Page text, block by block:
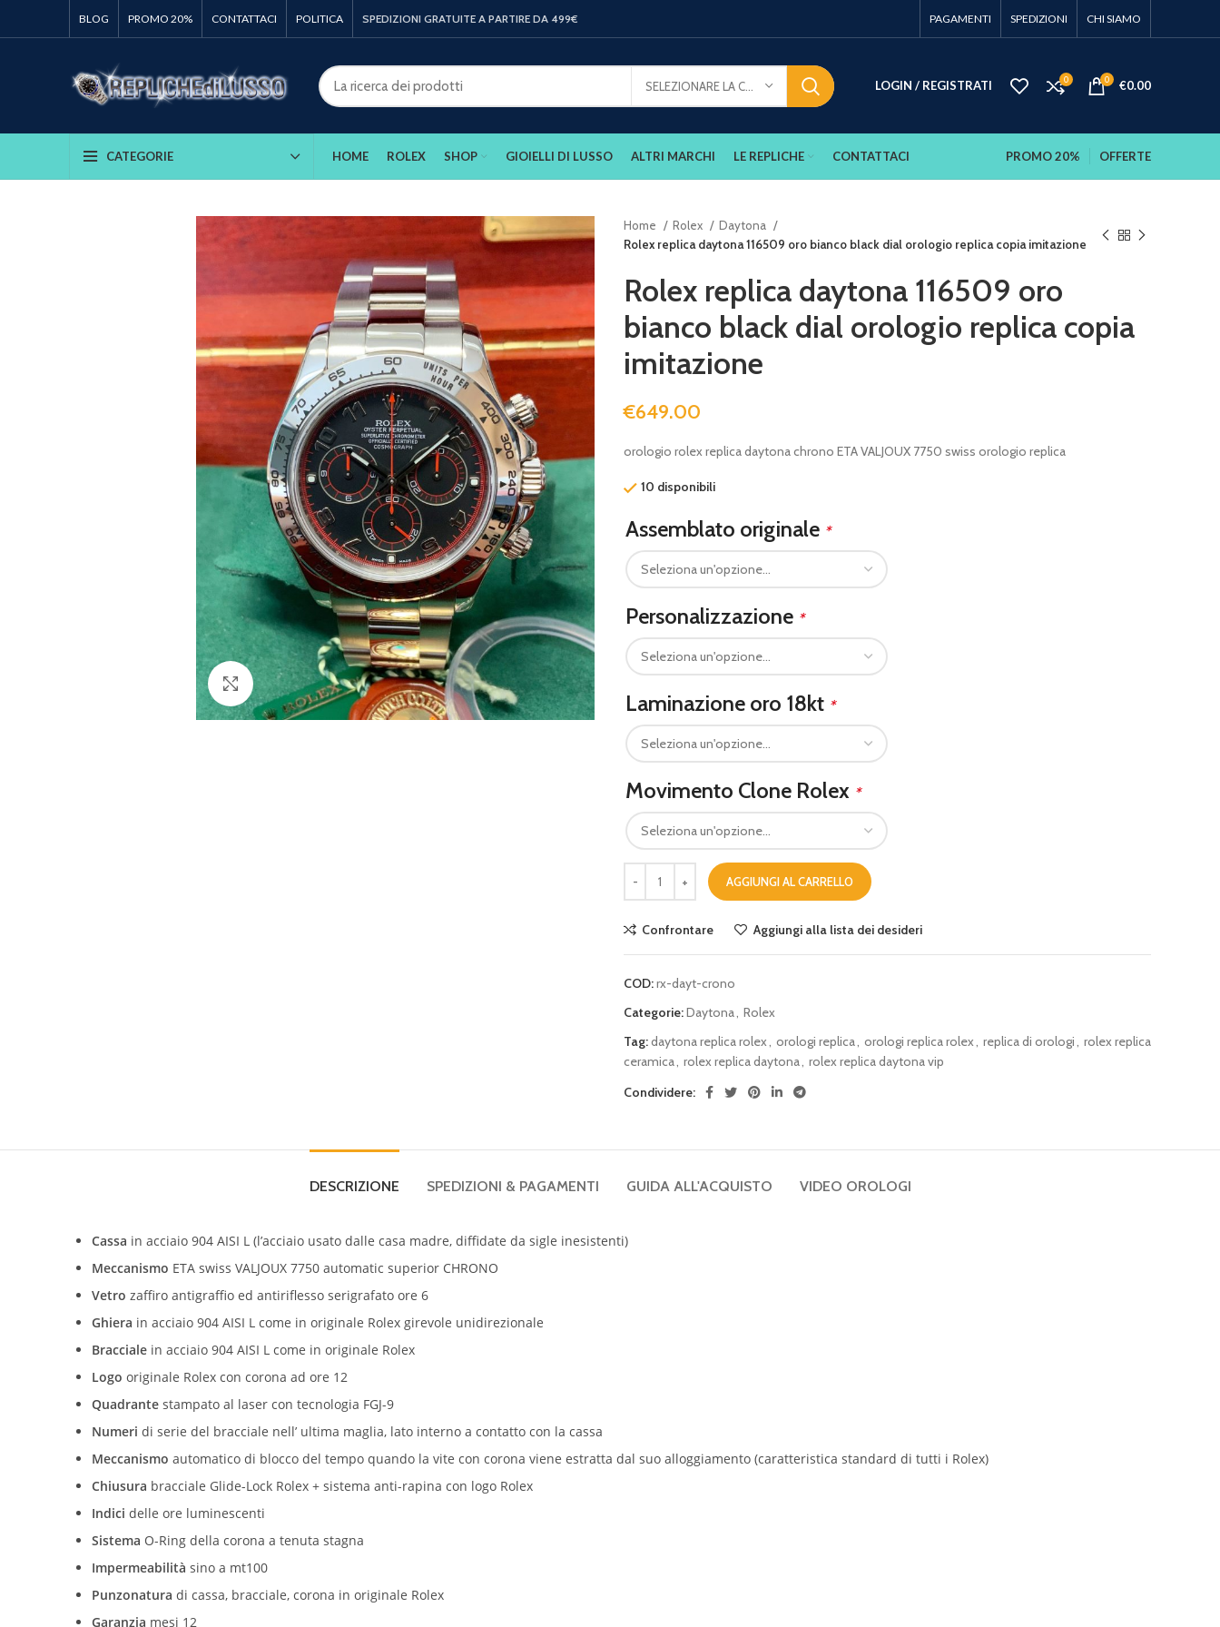
BLOG PROMO 20% CONTATTACI POLITICA SPEDIZIONI GRATUITE A PARTIRE DA 499€ PAGAMENTI SPEDIZIONI CHI SIAMO
LOGIN / REGISTRATI 0 0 €0.00
CATEGORIE HOME ROLEX SHOP GIOIELLI DI LUSSO ALTRI MARCHI LE REPLICHE CONTATTACI PROMO 20% OFFERTE
Clicca per ingrandire
Home Rolex
Daytona
Rolex replica daytona 116509 oro bianco black dial orologio replica copia imitazione
Rolex replica daytona 116509 oro
bianco black dial orologio replica copia
imitazione
€649.00
orologio rolex replica daytona chrono ETA VALJOUX 7750 swiss orologio replica
10 disponibili
Assemblato originale *
Personalizzazione *
Laminazione oro 18kt *
Movimento Clone Rolex *
AGGIUNGI AL CARRELLO
Confrontare Aggiungi alla lista dei desideri
COD:rx-dayt-crono
Categorie:Daytona Rolex
Tag:daytona replica rolex orologi replica orologi replica rolex replica di orologi
rolex replica
ceramica rolex replica daytona rolex replica daytona vip
Condividere:
DESCRIZIONE SPEDIZIONI & PAGAMENTI GUIDA ALL'ACQUISTO VIDEO OROLOGI
Cassa in acciaio 904 AISI L (l’acciaio usato dalle casa madre, diffidate da sigle inesistenti)
Meccanismo ETA swiss VALJOUX 7750 automatic superior CHRONO
Vetro zaffiro antigraffio ed antiriflesso serigrafato ore 6
Ghiera in acciaio 904 AISI L come in originale Rolex girevole unidirezionale
Bracciale in acciaio 904 AISI L come in originale Rolex
Logo originale Rolex con corona ad ore 12
Quadrante stampato al laser con tecnologia FGJ-9
Numeri di serie del bracciale nell’ ultima maglia, lato interno a contatto con la cassa
Meccanismo automatico di blocco del tempo quando la vite con corona viene estratta dal suo alloggiamento (caratteristica standard di tutti i Rolex)
Chiusura bracciale Glide-Lock Rolex + sistema anti-rapina con logo Rolex
Indici delle ore luminescenti
Sistema O-Ring della corona a tenuta stagna
Impermeabilità sino a mt100
Punzonatura di cassa, bracciale, corona in originale Rolex
Garanzia mesi 12